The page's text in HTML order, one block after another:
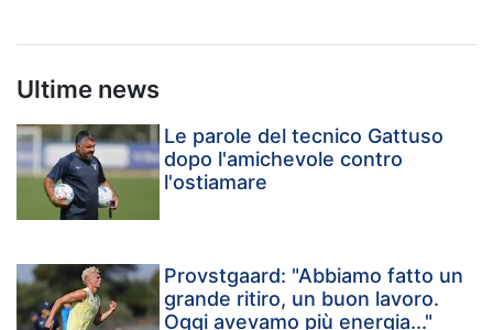
Ultime news
Le parole del tecnico Gattuso
dopo l'amichevole contro
l'ostiamare
Provstgaard: "Abbiamo fatto un
grande ritiro, un buon lavoro.
Oggi avevamo più energia..."